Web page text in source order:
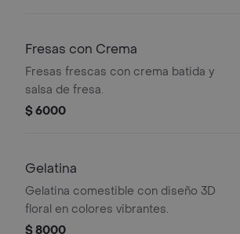
Fresas con Crema
Fresas frescas con crema batida y
salsa de fresa.
$ 6000
Gelatina
Gelatina comestible con diseño 3D
floral en colores vibrantes.
$ 8000